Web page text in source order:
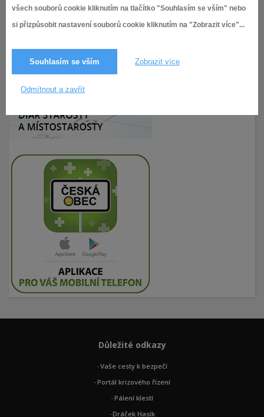
všech souborů cookie kliknutím na tlačítko "Souhlasím se vším" nebo
si přizpůsobit nastavení souborů cookie kliknutím na "Zobrazit více"...
Souhlasím se vším Zobrazit více
Odmítnout a zavřít
Důležité odkazy
Vaše cesty k bezpečí
Portál krizového řízení
Pálení klestí
Dráček Hasík